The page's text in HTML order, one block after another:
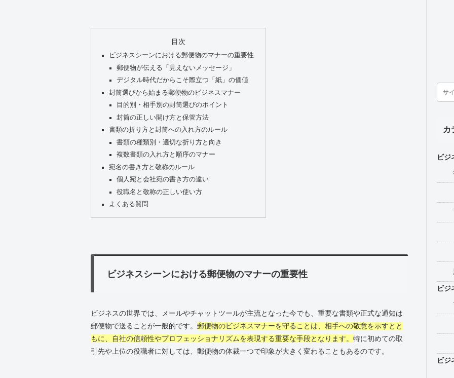
目次
ビジネスシーンにおける郵便物のマナーの重要性
郵便物が伝える「見えないメッセージ」
デジタル時代だからこそ際立つ「紙」の価値
封筒選びから始まる郵便物のビジネスマナー
目的別・相手別の封筒選びのポイント
封筒の正しい開け方と保管方法
書類の折り方と封筒への入れ方のルール
書類の種類別・適切な折り方と向き
複数書類の入れ方と順序のマナー
宛名の書き方と敬称のルール
個人宛と会社宛の書き方の違い
役職名と敬称の正しい使い方
よくある質問
ビジネスシーンにおける郵便物のマナーの重要性
ビジネスの世界では、メールやチャットツールが主流となった今でも、重要な書類や正式な通知は
郵便物で送ることが一般的です。 郵便物のビジネスマナーを守ることは、相手への敬意を示すとと
もに、自社の信頼性やプロフェッショナリズムを表現する重要な手段となります。 特に初めての取
引先や上位の役職者に対しては、郵便物の体裁一つで印象が大きく変わることもあるのです。
カ
ビジ
ビジ
ビジ